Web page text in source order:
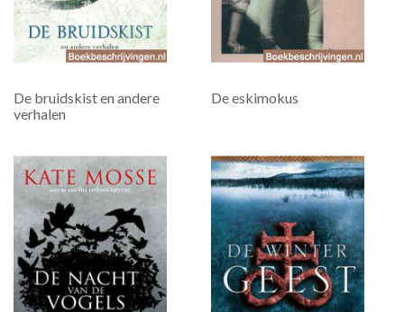
De bruidskist en andere
verhalen
De eskimokus